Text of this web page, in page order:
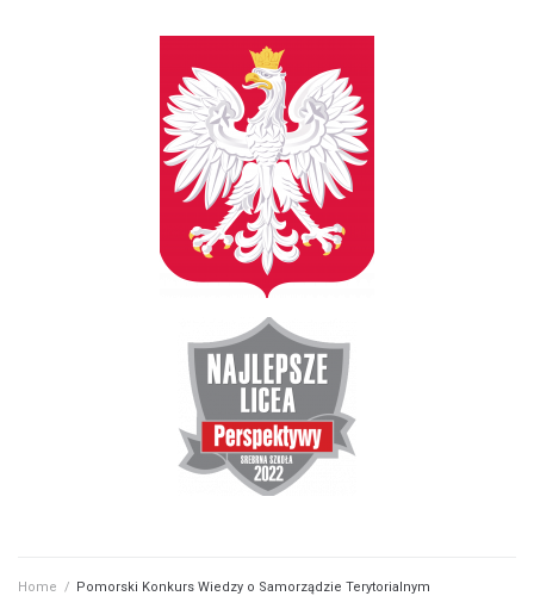
Home / Pomorski Konkurs Wiedzy o Samorządzie Terytorialnym